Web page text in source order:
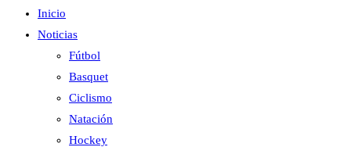
Inicio
Noticias
Fútbol
Basquet
Ciclismo
Natación
Hockey